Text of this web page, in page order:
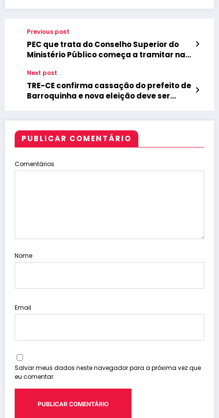
Previous post
PEC que trata do Conselho Superior do
Ministério Público começa a tramitar na
Next post
TRE-CE confirma cassação do prefeito de
Barroquinha e nova eleição deve ser
PUBLICAR COMENTÁRIO
Comentários
Nome
Email
Salvar meus dados neste navegador para a próxima vez que
eu comentar.